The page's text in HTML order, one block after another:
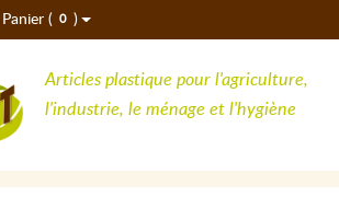
Panier ( 0 )
Articles plastique pour l'agriculture,
l'industrie, le ménage et l'hygiène